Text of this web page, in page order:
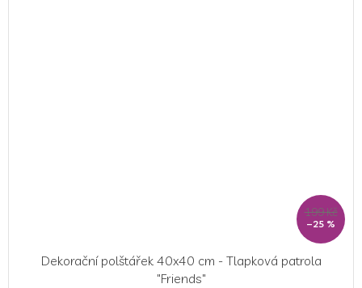
199 Kč
–25 %
Dekorační polštářek 40x40 cm - Tlapková patrola
"Friends"